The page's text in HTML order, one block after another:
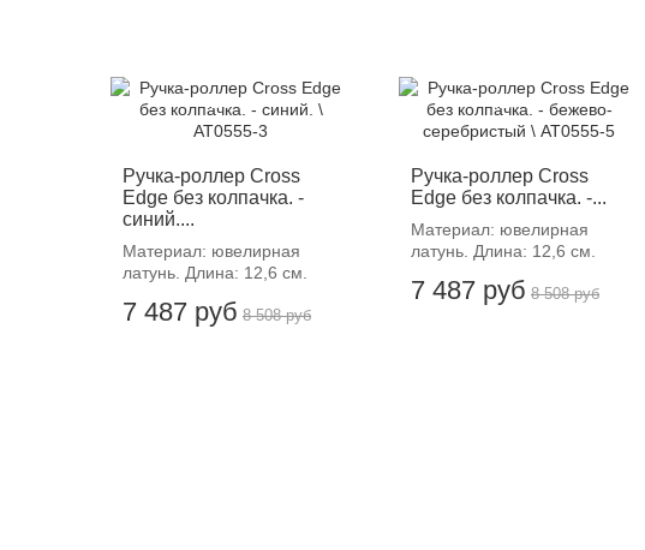
Ручка-роллер Cross
Edge без колпачка. -
синий....
Материал: ювелирная
латунь. Длина: 12,6 см.
7 487 руб 8 508 руб
Ручка-роллер Cross
Edge без колпачка. -...
Материал: ювелирная
латунь. Длина: 12,6 см.
7 487 руб 8 508 руб